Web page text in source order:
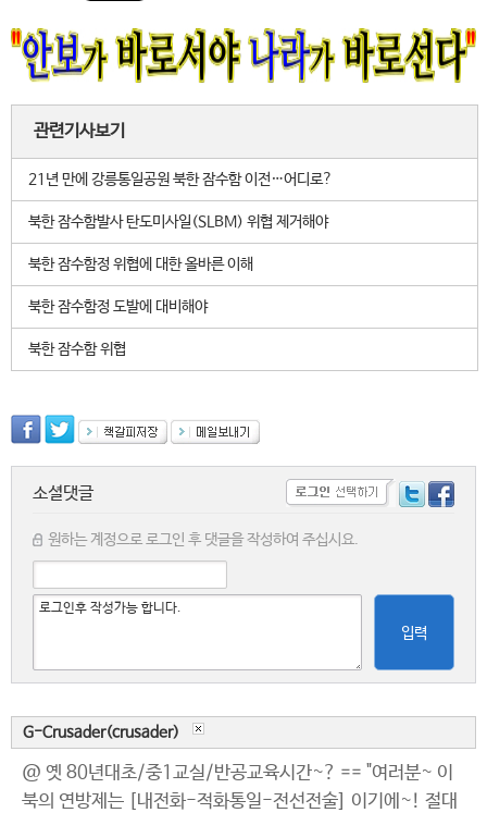
관련기사보기
21년 만에 강릉통일공원 북한 잠수함 이전…어디로?
북한 잠수함발사 탄도미사일(SLBM) 위협 제거해야
북한 잠수함정 위협에 대한 올바른 이해
북한 잠수함정 도발에 대비해야
북한 잠수함 위협
소셜댓글
원하는 계정으로 로그인 후 댓글을 작성하여 주십시요.
입력
G-Crusader(crusader)
@ 옛 80년대초/중1교실/반공교육시간~? == "여러분~ 이
북의 연방제는 [내전화-적화통일-전선전술] 이기에~! 절대